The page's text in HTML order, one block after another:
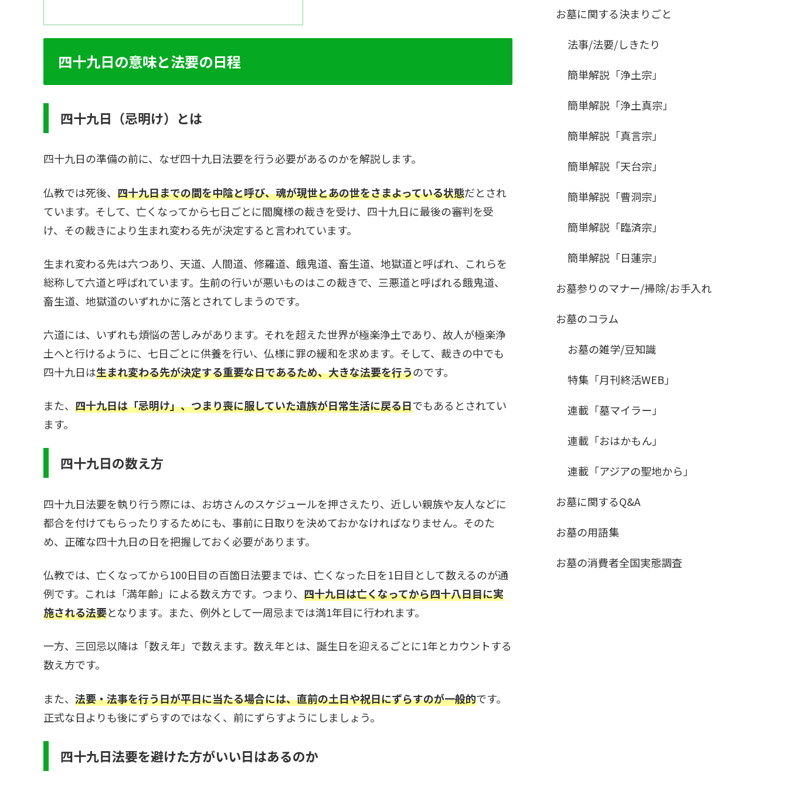
四十九日の意味と法要の日程
四十九日（忌明け）とは
四十九日の準備の前に、なぜ四十九日法要を行う必要があるのかを解説します。
仏教では死後、 四十九日までの間を中陰と呼び、魂が現世とあの世をさまよっている状態だとされ
ています。そして、亡くなってから七日ごとに閻魔様の裁きを受け、四十九日に最後の審判を受
け、その裁きにより生まれ変わる先が決定すると言われています。
生まれ変わる先は六つあり、天道、人間道、修羅道、餓鬼道、畜生道、地獄道と呼ばれ、これらを
総称して六道と呼ばれています。生前の行いが悪いものはこの裁きで、三悪道と呼ばれる餓鬼道、
畜生道、地獄道のいずれかに落とされてしまうのです。
六道には、いずれも煩悩の苦しみがあります。それを超えた世界が極楽浄土であり、故人が極楽浄
土へと行けるように、七日ごとに供養を行い、仏様に罪の緩和を求めます。そして、裁きの中でも
四十九日は生まれ変わる先が決定する重要な日であるため、大きな法要を行うのです。
また、 四十九日は「忌明け」、つまり喪に服していた遺族が日常生活に戻る日でもあるとされてい
ます。
四十九日の数え方
四十九日法要を執り行う際には、お坊さんのスケジュールを押さえたり、近しい親族や友人などに
都合を付けてもらったりするためにも、事前に日取りを決めておかなければなりません。そのた
め、正確な四十九日の日を把握しておく必要があります。
仏教では、亡くなってから100日目の百箇日法要までは、亡くなった日を1日目として数えるのが通
例です。これは「満年齢」による数え方です。つまり、 四十九日は亡くなってから四十八日目に実
施される法要となります。また、例外として一周忌までは満1年目に行われます。
一方、三回忌以降は「数え年」で数えます。数え年とは、誕生日を迎えるごとに1年とカウントする
数え方です。
また、 法要・法事を行う日が平日に当たる場合には、直前の土日や祝日にずらすのが一般的です。
正式な日よりも後にずらすのではなく、前にずらすようにしましょう。
四十九日法要を避けた方がいい日はあるのか
お墓に関する決まりごと
法事/法要/しきたり
簡単解説「浄土宗」
簡単解説「浄土真宗」
簡単解説「真言宗」
簡単解説「天台宗」
簡単解説「曹洞宗」
簡単解説「臨済宗」
簡単解説「日蓮宗」
お墓参りのマナー/掃除/お手入れ
お墓のコラム
お墓の雑学/豆知識
特集「月刊終活WEB」
連載「墓マイラー」
連載「おはかもん」
連載「アジアの聖地から」
お墓に関するQ&A
お墓の用語集
お墓の消費者全国実態調査